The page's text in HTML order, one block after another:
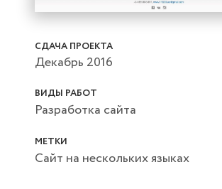
СДАЧА ПРОЕКТА
Декабрь 2016
ВИДЫ РАБОТ
Разработка сайта
МЕТКИ
Сайт на нескольких языках